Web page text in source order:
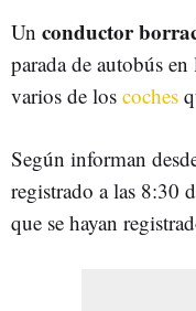
Un conductor
parada de autobús
varios de los coches
Según informan
registrado a las 8:30
que se hayan